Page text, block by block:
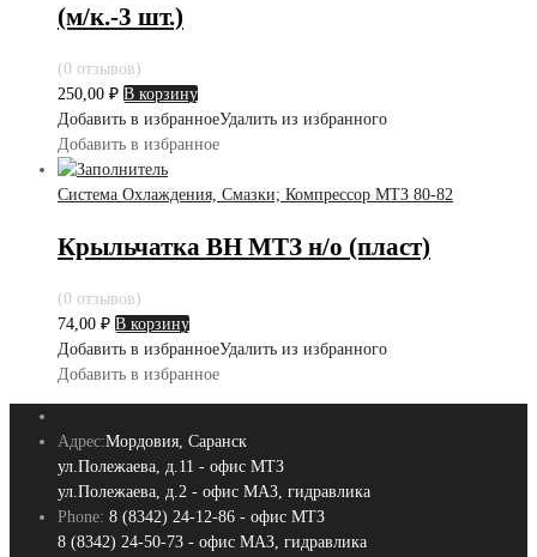
(м/к.-3 шт.)
(0 отзывов)
250,00 ₽ В корзину
Добавить в избранноеУдалить из избранного
Добавить в избранное
Система Охлаждения, Смазки; Компрессор МТЗ 80-82
Крыльчатка ВН МТЗ н/о (пласт)
(0 отзывов)
74,00 ₽ В корзину
Добавить в избранноеУдалить из избранного
Добавить в избранное
Адрес:Мордовия, Саранск
ул.Полежаева, д.11 - офис МТЗ
ул.Полежаева, д.2 - офис МАЗ, гидравлика
Phone: 8 (8342) 24-12-86 - офис МТЗ
8 (8342) 24-50-73 - офис МАЗ, гидравлика